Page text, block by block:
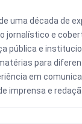
uma década de
jornalístico e
pública e
para
em
imprensa e